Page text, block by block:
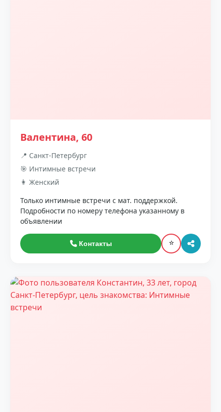
Валентина, 60
📍 Санкт-Петербург
🎯 Интимные встречи
👩 Женский
Только интимные встречи с мат. поддержкой.
Подробности по номеру телефона указанному в
объявлении
Контакты ⭐